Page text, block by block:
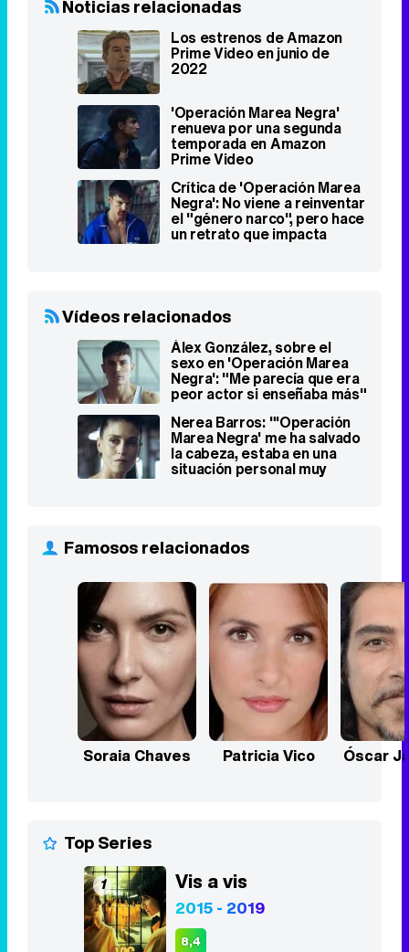
Noticias relacionadas
Los estrenos de Amazon
Prime Video en junio de
2022
'Operación Marea Negra'
renueva por una segunda
temporada en Amazon
Prime Video
Crítica de 'Operación Marea
Negra': No viene a reinventar
el "género narco", pero hace
un retrato que impacta
Vídeos relacionados
Álex González, sobre el
sexo en 'Operación Marea
Negra': "Me parecía que era
peor actor si enseñaba más"
Nerea Barros: "'Operación
Marea Negra' me ha salvado
la cabeza, estaba en una
situación personal muy
Famosos relacionados
Soraia Chaves Patricia Vico Óscar
Top Series
1 Vis a vis
2015 - 2019
8,4